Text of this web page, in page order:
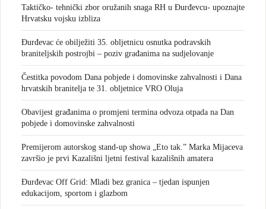
Taktičko- tehnički zbor oružanih snaga RH u Đurđevcu- upoznajte
Hrvatsku vojsku izbliza
Đurđevac će obilježiti 35. obljetnicu osnutka podravskih
braniteljskih postrojbi – poziv građanima na sudjelovanje
Čestitka povodom Dana pobjede i domovinske zahvalnosti i Dana
hrvatskih branitelja te 31. obljetnice VRO Oluja
Obavijest građanima o promjeni termina odvoza otpada na Dan
pobjede i domovinske zahvalnosti
Premijerom autorskog stand-up showa „Eto tak.” Marka Mijaceva
završio je prvi Kazališni ljetni festival kazališnih amatera
Đurđevac Off Grid: Mladi bez granica – tjedan ispunjen
edukacijom, sportom i glazbom